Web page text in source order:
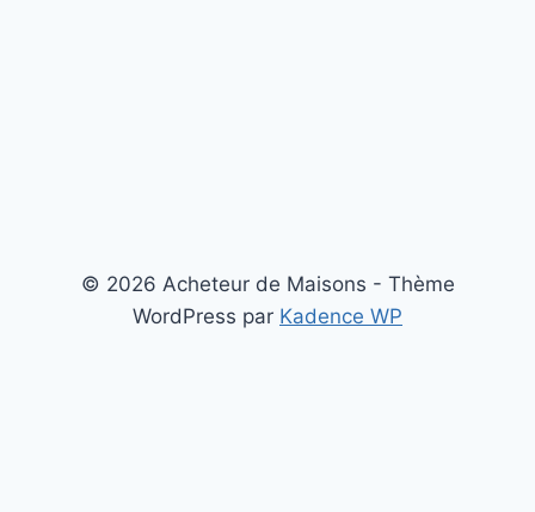
© 2026 Acheteur de Maisons - Thème
WordPress par Kadence WP